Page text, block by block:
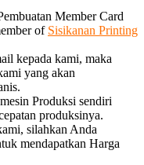
Member Card
of Sisikanan Printing
kepada kami, maka
yang akan
Produksi sendiri
produksinya.
silahkan Anda
mendapatkan Harga